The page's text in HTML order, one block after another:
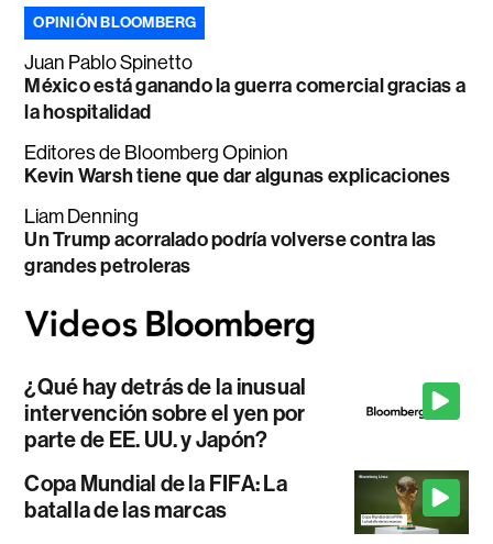
OPINIÓN BLOOMBERG
Juan Pablo Spinetto
México está ganando la guerra comercial gracias a
la hospitalidad
Editores de Bloomberg Opinion
Kevin Warsh tiene que dar algunas explicaciones
Liam Denning
Un Trump acorralado podría volverse contra las
grandes petroleras
¿Qué hay detrás de la inusual
intervención sobre el yen por
parte de EE. UU. y Japón?
Copa Mundial de la FIFA: La
batalla de las marcas